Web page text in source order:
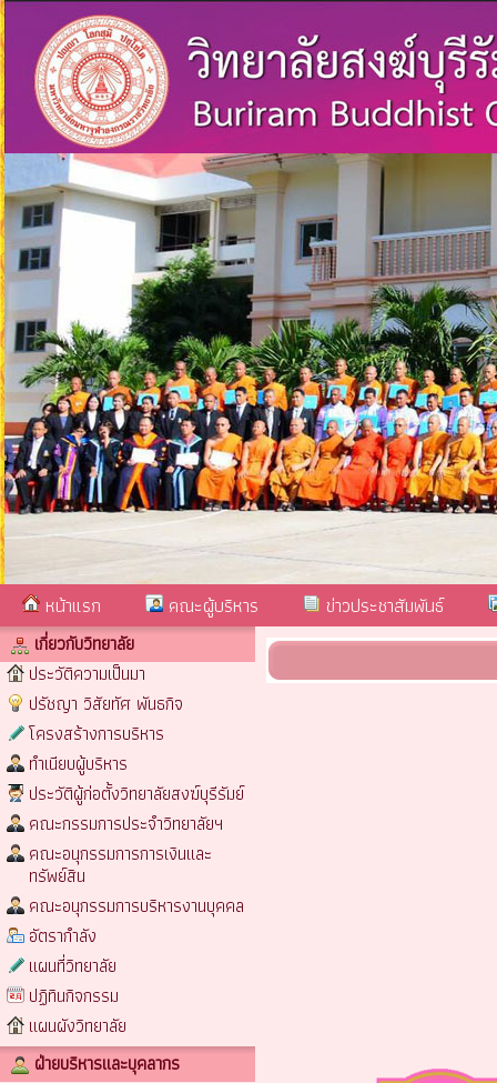
หน้าแรก คณะผู้บริหาร ข่าวประชาสัมพันธ์
เกี่ยวกับวิทยาลัย
ประวัติความเป็นมา
ปรัชญา วิสัยทัศ พันธกิจ
โครงสร้างการบริหาร
ทำเนียบผู้บริหาร
ประวัติผู้ก่อตั้งวิทยาลัยสงฆ์บุรีรัมย์
คณะกรรมการประจำวิทยาลัยฯ
คณะอนุกรรมการการเงินและ
ทรัพย์สิน
คณะอนุกรรมการบริหารงานบุคคล
อัตรากำลัง
แผนที่วิทยาลัย
ปฏิทินกิจกรรม
แผนผังวิทยาลัย
ฝ่ายบริหารและบุคลากร